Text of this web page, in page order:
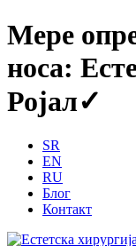
Мере
носа:
Ројал✓
SR
EN
RU
Блог
Контакт